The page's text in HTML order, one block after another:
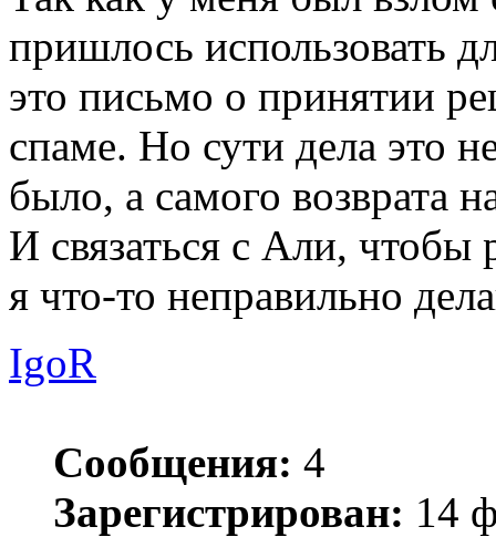
пришлось использовать
это письмо о принятии
спаме. Но сути дела это
было, а самого возврата
И связаться с Али,
я что-то неправильно
IgoR
Сообщения: 4
Зарегистрирован: 14